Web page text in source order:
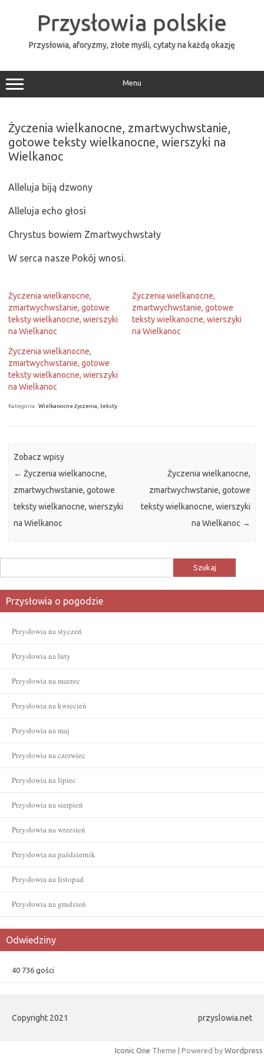
Przysłowia polskie
Przysłowia, aforyzmy, złote myśli, cytaty na każdą okazję
Menu
Życzenia wielkanocne, zmartwychwstanie,
gotowe teksty wielkanocne, wierszyki na
Wielkanoc
Alleluja biją dzwony
Alleluja echo głosi
Chrystus bowiem Zmartwychwstały
W serca nasze Pokój wnosi.
Życzenia wielkanocne,
zmartwychwstanie, gotowe
teksty wielkanocne, wierszyki
na Wielkanoc
Życzenia wielkanocne,
zmartwychwstanie, gotowe
teksty wielkanocne, wierszyki
na Wielkanoc
Życzenia wielkanocne,
zmartwychwstanie, gotowe
teksty wielkanocne, wierszyki
na Wielkanoc
Kategoria: Wielkanocne życzenia, teksty
Zobacz wpisy
← Życzenia wielkanocne,
zmartwychwstanie, gotowe
teksty wielkanocne, wierszyki
na Wielkanoc
Życzenia wielkanocne,
zmartwychwstanie, gotowe
teksty wielkanocne, wierszyki
na Wielkanoc →
Przysłowia o pogodzie
Przysłowia na styczeń
Przysłowia na luty
Przysłowia na marzec
Przysłowia na kwiecień
Przysłowia na maj
Przysłowia na czerwiec
Przysłowia na lipiec
Przysłowia na sierpień
Przysłowia na wrzesień
Przysłowia na październik
Przysłowia na listopad
Przysłowia na grudzień
Odwiedziny
40 736 gości
Copyright 2021 przyslowia.net
Iconic One Theme | Powered by Wordpress